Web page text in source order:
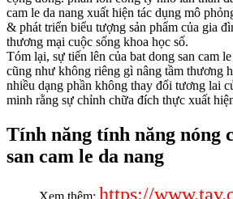
cam le da nang xuất hiện tác dụng mô
& phát triển biểu tượng sản phẩm của gia
thương mại cuộc sống khoa học số.
Tóm lại, sự tiến lên của bat dong san cam
cũng như không riêng gì nâng tầm thương
nhiều dạng phần không thay đổi tương lai
minh rằng sự chỉnh chữa đích thực xuất
Tính năng tính năng nóng
san cam le da nang
https://